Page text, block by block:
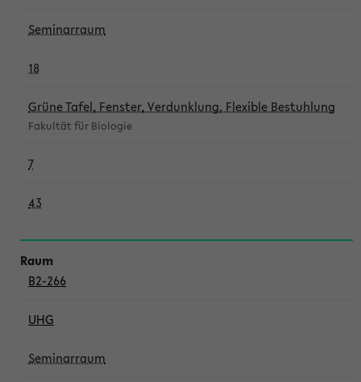
Seminarraum
18
Grüne Tafel, Fenster, Verdunklung, Flexible Bestuhlung
Fakultät für Biologie
7
43
B2-266
UHG
Seminarraum